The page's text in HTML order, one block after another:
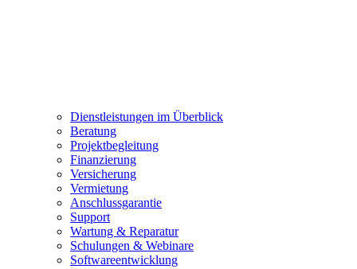
Dienstleistungen im Überblick
Beratung
Projektbegleitung
Finanzierung
Versicherung
Vermietung
Anschlussgarantie
Support
Wartung & Reparatur
Schulungen & Webinare
Softwareentwicklung